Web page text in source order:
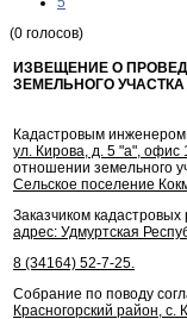
(0 голосов)
ИЗВЕЩЕНИЕ О
ЗЕМЕЛЬНОГО УЧАСТКА
Кадастровым инженером
ул. Кирова, д. 5 "а", офис
отношении земельного
Сельское поселение
Заказчиком кадастровых
адрес: Удмуртская
8 (34164) 52-7-25.
Собрание по поводу
Красногорский район, с.